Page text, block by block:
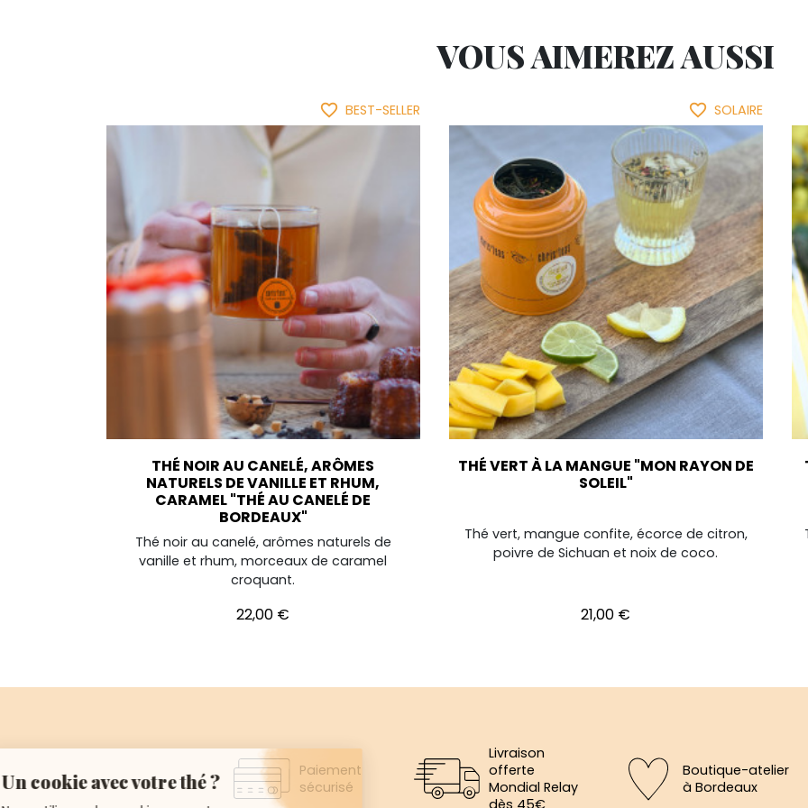
VOUS AIMEREZ AUSSI
favorite_border BEST-SELLER
THÉ NOIR AU CANELÉ, ARÔMES
NATURELS DE VANILLE ET RHUM,
CARAMEL "THÉ AU CANELÉ DE
BORDEAUX"
Thé noir au canelé, arômes naturels de
vanille et rhum, morceaux de caramel
croquant.
Prix
22,00 €
favorite_border SOLAIRE
THÉ VERT À LA MANGUE "MON RAYON DE
SOLEIL"
Thé vert, mangue confite, écorce de citron,
poivre de Sichuan et noix de coco.
Prix
21,00 €
Paiement
sécurisé
Livraison
offerte
Mondial Relay
dès 45€
Boutique-atelier
à Bordeaux